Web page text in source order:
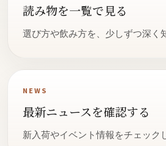
読み物を一覧で見る
選び方や飲み方を、少しずつ深く
NEWS
最新ニュースを確認する
新入荷やイベント情報をチェック